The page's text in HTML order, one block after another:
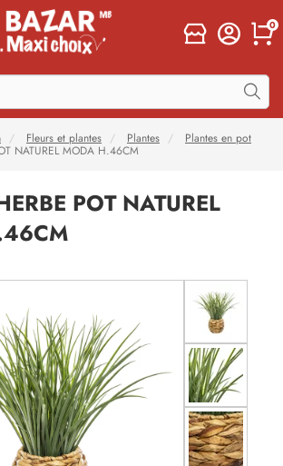
0
Fleurs et plantes Plantes
Plantes en pot
NATUREL MODA H.46CM
POT NATUREL